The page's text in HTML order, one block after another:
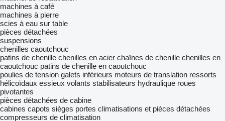
machines à café
machines à pierre
scies à eau sur table
pièces détachées
suspensions
chenilles caoutchouc
patins de chenille chenilles en acier chaînes de chenille chenilles en
caoutchouc patins de chenille en caoutchouc
poulies de tension galets inférieurs moteurs de translation ressorts
hélicoïdaux essieux volants stabilisateurs hydraulique roues
pivotantes
pièces détachées de cabine
cabines capots sièges portes climatisations et pièces détachées
compresseurs de climatisation